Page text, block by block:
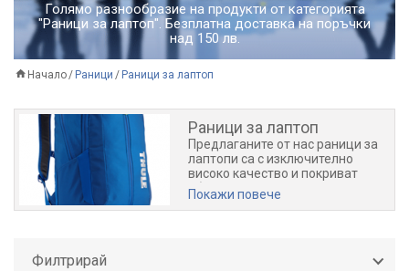
Голямо разнообразие на продукти от категорията
"Раници за лаптоп". Безплатна доставка на поръчки
над 150 лв.
Начало Раници Раници за лаптоп
Раници за лаптоп
Предлаганите от нас раници за
лаптопи са с изключително
високо качество и покриват
абсолютно всички изисквания за
защита от нараняване на
Покажи повече
Филтрирай